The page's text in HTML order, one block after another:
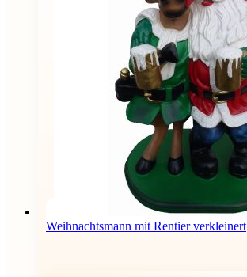
Weihnachtsmann mit Rentier verkleinert